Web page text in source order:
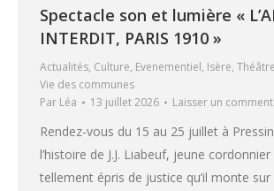
Spectacle son et lumière «
INTERDIT, PARIS 1910 »
Actualités, Culture, Evenementiel, Isère, Théâtre
Vie des communes
Par Léa 13 juillet 2026 Laisser un
Rendez-vous du 15 au 25 juillet à
l’histoire de J.J. Liabeuf, jeune
tellement épris de justice qu’il monte sur